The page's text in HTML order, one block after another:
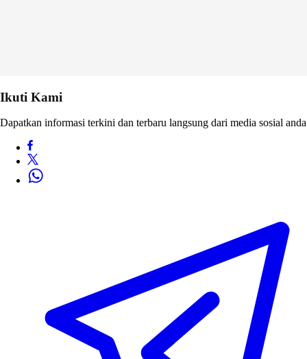
Ikuti Kami
Dapatkan informasi terkini dan terbaru langsung dari media sosial anda